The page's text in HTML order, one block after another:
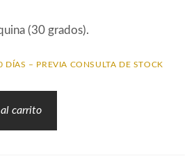
(30 grados).
DÍAS – PREVIA CONSULTA DE STOCK
carrito